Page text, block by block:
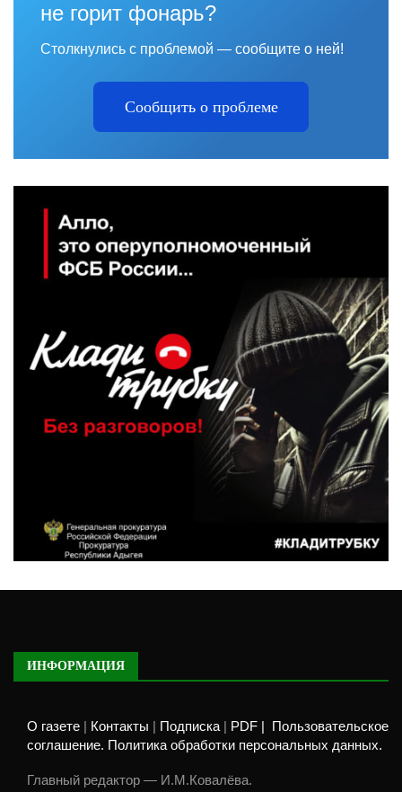
не горит фонарь?
Столкнулись с проблемой — сообщите о ней!
Сообщить о проблеме
ИНФОРМАЦИЯ
О газете Контакты Подписка PDF |
Пользовательское
соглашение. Политика обработки персональных данных.
Главный редактор — И.М.Ковалёва.